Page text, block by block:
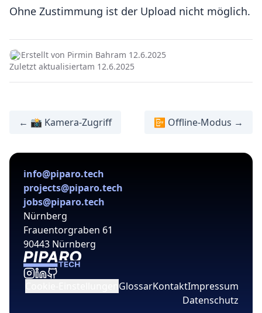
Ohne Zustimmung ist der Upload nicht möglich.
Erstellt von Pirmin Bahram 12.6.2025
Zuletzt aktualisiertam 12.6.2025
← 📸 Kamera-Zugriff 📴 Offline-Modus →
info@piparo.tech
projects@piparo.tech
jobs@piparo.tech
Nürnberg
Frauentorgraben 61
90443 Nürnberg
GlossarKontaktImpressum
Datenschutz